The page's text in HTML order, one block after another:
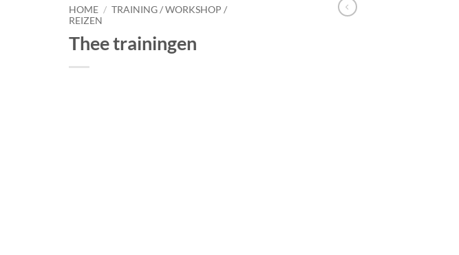
HOME / TRAINING / WORKSHOP /
REIZEN
Thee trainingen